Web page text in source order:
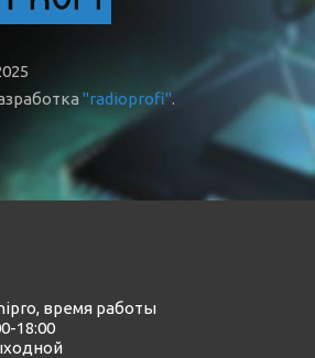
"radioprofi".
, время работы
18:00